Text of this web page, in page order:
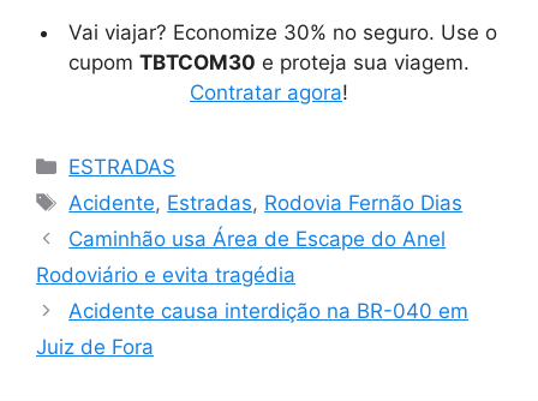
Vai viajar? Economize 30% no seguro. Use o
cupom TBTCOM30 e proteja sua viagem.
Contratar agora!
Categorias
ESTRADAS
Tags
Acidente, Estradas, Rodovia Fernão Dias
Caminhão usa Área de Escape do Anel
Rodoviário e evita tragédia
Acidente causa interdição na BR-040 em
Juiz de Fora